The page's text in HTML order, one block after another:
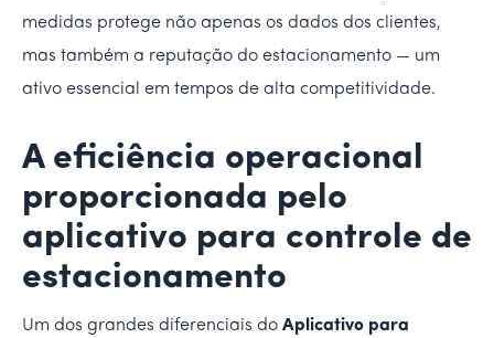
medidas protege não apenas os dados dos clientes,
mas também a reputação do estacionamento — um
ativo essencial em tempos de alta competitividade.
A eficiência operacional
proporcionada pelo
aplicativo para controle de
estacionamento
Um dos grandes diferenciais do Aplicativo para